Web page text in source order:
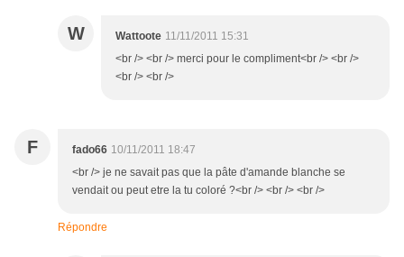
W Wattoote 11/11/2011 15:31
<br /> <br /> merci pour le compliment<br /> <br />
<br /> <br />
F fado66 10/11/2011 18:47
<br /> je ne savait pas que la pâte d'amande blanche se
vendait ou peut etre la tu coloré ?<br /> <br /> <br />
Répondre